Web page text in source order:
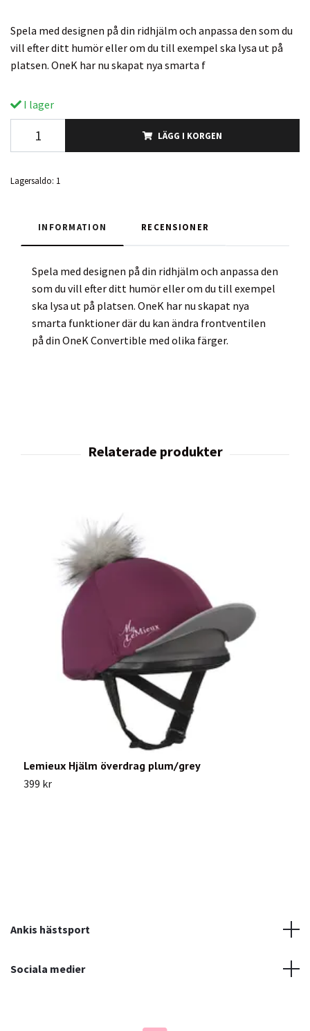
Spela med designen på din ridhjälm och anpassa den som du
vill efter ditt humör eller om du till exempel ska lysa ut på
platsen. OneK har nu skapat nya smarta f
I lager
LÄGG I KORGEN
Lagersaldo: 1
INFORMATION RECENSIONER
Spela med designen på din ridhjälm och anpassa den
som du vill efter ditt humör eller om du till exempel
ska lysa ut på platsen. OneK har nu skapat nya
smarta funktioner där du kan ändra frontventilen
på din OneK Convertible med olika färger.
Lemieux Hjälm överdrag plum/grey
399 kr
Ankis hästsport
Sociala medier